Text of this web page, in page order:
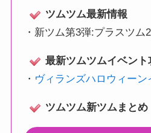
ツムツム最新情報
・ 新ツム第3弾:プラスツム
最新ツムツムイベント
・ ヴィランズハロウィーン
ツムツム新ツムまとめ